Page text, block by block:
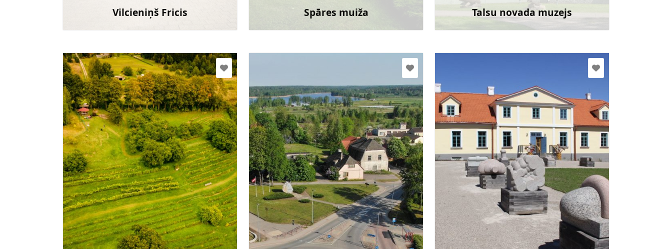
Vilcieniņš Fricis Spāres muiža Talsu novada muzejs
Uzzināt vairāk
tic.sabile@talsi.lv
+371 27841827
25486793
pedvale@pedvale.lv
+371 63252249